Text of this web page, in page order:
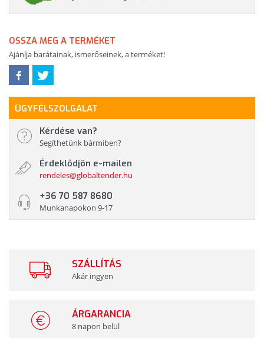
OSSZA MEG A TERMÉKET
Ajánlja barátainak, ismerőseinek, a terméket!
ÜGYFÉLSZOLGÁLAT
Kérdése van?
Segíthetünk bármiben?
Érdeklődjön e-mailen
rendeles@globaltender.hu
+36 70 587 8680
Munkanapokon 9-17
SZÁLLÍTÁS
Akár ingyen
ÁRGARANCIA
8 napon belül